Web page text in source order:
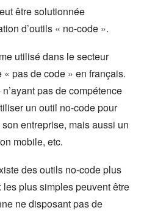
être solutionnée
d’outils « no-code ».
utilisé dans le secteur
pas de code » en français.
pas de compétence
un outil no-code pour
entreprise, mais aussi un
mobile, etc.
des outils no-code plus
plus simples peuvent être
ne disposant pas de